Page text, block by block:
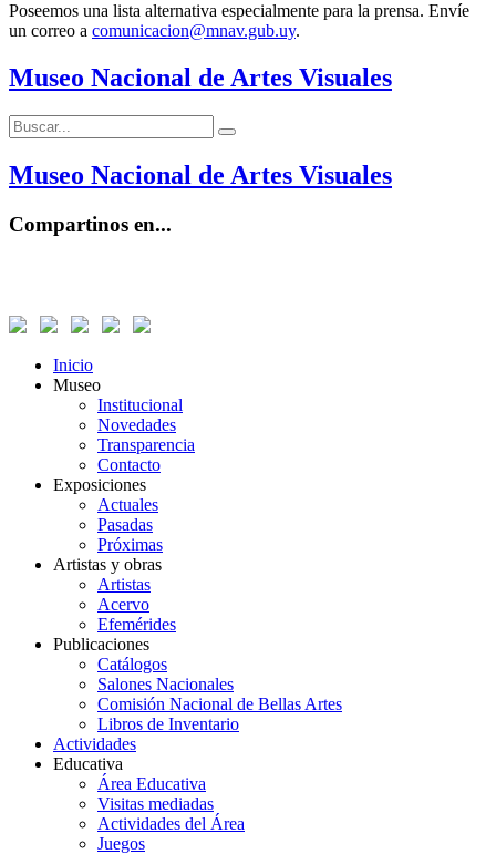
Poseemos una lista alternativa especialmente para la prensa. Envíe
un correo a comunicacion@mnav.gub.uy.
Museo Nacional de Artes Visuales
Buscar:
Buscar
Museo Nacional de Artes Visuales
Compartinos en...
Inicio
Museo
Institucional
Novedades
Transparencia
Contacto
Exposiciones
Actuales
Pasadas
Próximas
Artistas y obras
Artistas
Acervo
Efemérides
Publicaciones
Catálogos
Salones Nacionales
Comisión Nacional de Bellas Artes
Libros de Inventario
Actividades
Educativa
Área Educativa
Visitas mediadas
Actividades del Área
Juegos